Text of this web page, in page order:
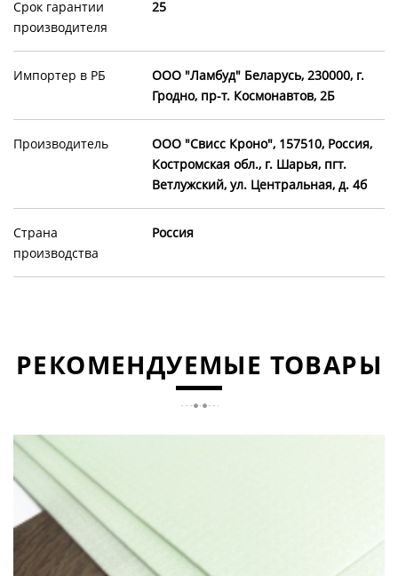
Срок гарантии
производителя
25
Импортер в РБ
OOO "Ламбуд" Беларусь, 230000, г.
Гродно, пр-т. Космонавтов, 2Б
Производитель
ООО "Свисс Кроно", 157510, Россия,
Костромская обл., г. Шарья, пгт.
Ветлужский, ул. Центральная, д. 4б
Страна
производства
Россия
РЕКОМЕНДУЕМЫЕ ТОВАРЫ